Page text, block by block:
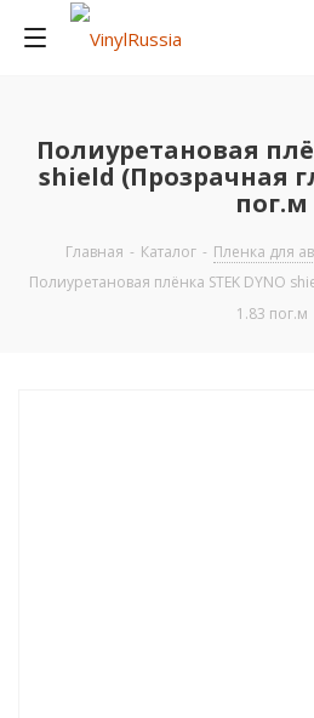
Полиуретановая
shield (Прозрачная
пог.м
Главная - Каталог - Пленка для
Полиуретановая плёнка STEK DYNO
1.83 пог.м